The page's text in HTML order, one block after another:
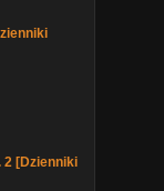
2 [Dzienniki